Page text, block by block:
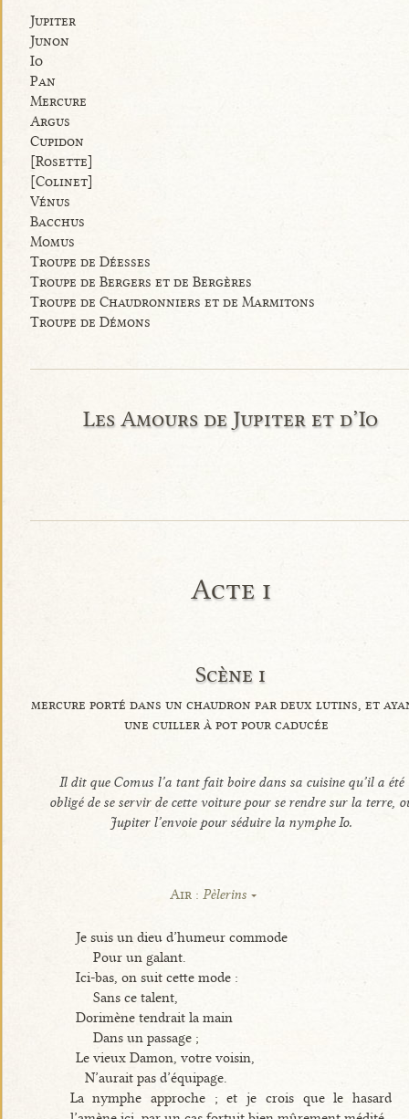
Jupiter
Junon
Io
Pan
Mercure
Argus
Cupidon
[Rosette]
[Colinet]
Vénus
Bacchus
Momus
Troupe de Déesses
Troupe de Bergers et de Bergères
Troupe de Chaudronniers et de Marmitons
Troupe de Démons
Les Amours de Jupiter et d’Io
Acte i
Scène i
mercure porté dans un chaudron par deux lutins, et
une cuiller à pot pour caducée
Il dit que Comus l’a tant fait boire dans sa cuisine qu’il a été
obligé de se servir de cette voiture pour se rendre sur la terre,
Jupiter l’envoie pour séduire la nymphe Io.
Air :Pèlerins
Je suis un dieu d’humeur commode
Pour un galant.
Ici-bas, on suit cette mode :
Sans ce talent,
Dorimène tendrait la main
Dans un passage ;
Le vieux Damon, votre voisin,
N’aurait pas d’équipage.
La nymphe approche ; et je crois que le hasard